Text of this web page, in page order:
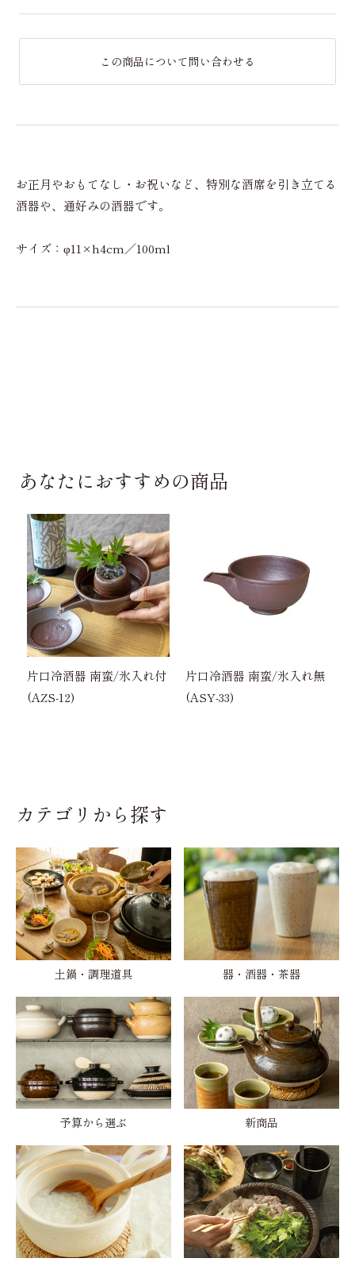
この商品について問い合わせる
お正月やおもてなし・お祝いなど、特別な酒席を引き立てる
酒器や、通好みの酒器です。
サイズ：φ11×h4cm／100ml
あなたにおすすめの商品
片口冷酒器 南蛮/氷入れ付
(AZS-12)
片口冷酒器 南蛮/氷入れ無
(ASY-33)
カテゴリから探す
土鍋・調理道具 器・酒器・茶器
予算から選ぶ 新商品